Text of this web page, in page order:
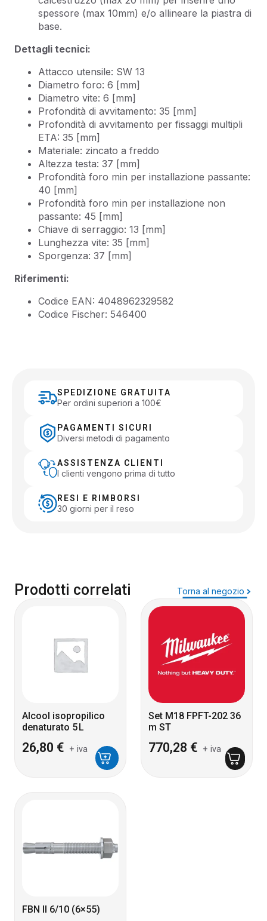
spessore (max 10mm) e/o allineare la piastra di
base.
Dettagli tecnici:
Attacco utensile: SW 13
Diametro foro: 6 [mm]
Diametro vite: 6 [mm]
Profondità di avvitamento: 35 [mm]
Profondità di avvitamento per fissaggi multipli
ETA: 35 [mm]
Materiale: zincato a freddo
Altezza testa: 37 [mm]
Profondità foro min per installazione passante:
40 [mm]
Profondità foro min per installazione non
passante: 45 [mm]
Chiave di serraggio: 13 [mm]
Lunghezza vite: 35 [mm]
Sporgenza: 37 [mm]
Riferimenti:
Codice EAN: 4048962329582
Codice Fischer: 546400
SPEDIZIONE GRATUITA
Per ordini superiori a 100€
PAGAMENTI SICURI
Diversi metodi di pagamento
ASSISTENZA CLIENTI
I clienti vengono prima di tutto
RESI E RIMBORSI
30 giorni per il reso
Prodotti correlati Torna al negozio
Alcool isopropilico
denaturato 5 L
26,80 € + iva
Set M18 FPFT-202 36
m ST
770,28 € + iva
FBN II 6/10 (6×55)